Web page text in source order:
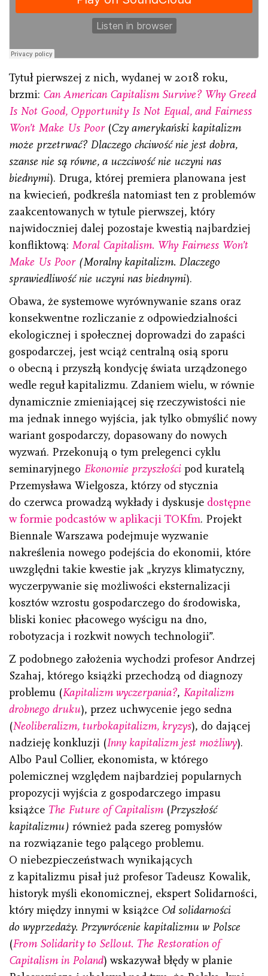
Tytuł pierwszej z nich, wydanej w 2018 roku,
brzmi: Can American Capitalism Survive? Why Greed
Is Not Good, Opportunity Is Not Equal, and Fairness
Won’t Make Us Poor(Czy amerykański kapitalizm
może przetrwać? Dlaczego chciwość nie jest dobra,
szanse nie są równe, a uczciwość nie uczyni nas
biednymi). Druga, której premiera planowana jest
na kwiecień, podkreśla natomiast ten z problemów
zaakcentowanych w tytule pierwszej, który
najwidoczniej dalej pozostaje kwestią najbardziej
konfliktową: Moral Capitalism. Why Fairness Won’t
Make Us Poor(Moralny kapitalizm. Dlaczego
sprawiedliwość nie uczyni nas biednymi).
Obawa, że systemowe wyrównywanie szans oraz
konsekwentne rozliczanie z odpowiedzialności
ekologicznej i społecznej doprowadzi do zapaści
gospodarczej, jest wciąż centralną osią sporu
o obecną i przyszłą kondycję świata urządzonego
wedle reguł kapitalizmu. Zdaniem wielu, w równie
dynamicznie zmieniającej się rzeczywistości nie
ma jednak innego wyjścia, jak tylko obmyślić nowy
wariant gospodarczy, dopasowany do nowych
wyzwań. Przekonują o tym prelegenci cyklu
seminaryjnego Ekonomie przyszłości pod kuratelą
Przemysława Wielgosza, którzy od stycznia
do czerwca prowadzą wykłady i dyskusje dostępne
w formie podcastów w aplikacji TOKfm. Projekt
Biennale Warszawa podejmuje wyzwanie
nakreślenia nowego podejścia do ekonomii, które
uwzględni takie kwestie jak „kryzys klimatyczny,
wyczerpywanie się możliwości eksternalizacji
kosztów wzrostu gospodarczego do środowiska,
bliski koniec płacowego wyścigu na dno,
robotyzacja i rozkwit nowych technologii”.
Z podobnego założenia wychodzi profesor Andrzej
Szahaj, którego książki przechodzą od diagnozy
problemu (Kapitalizm wyczerpania?, Kapitalizm
drobnego druku), przez uchwycenie jego sedna
(Neoliberalizm, turbokapitalizm, kryzys), do dającej
nadzieję konkluzji (Inny kapitalizm jest możliwy).
Albo Paul Collier, ekonomista, w którego
polemicznej względem najbardziej popularnych
propozycji wyjścia z gospodarczego impasu
książce The Future of Capitalism(Przyszłość
kapitalizmu) również pada szereg pomysłów
na rozwiązanie tego palącego problemu.
O niebezpieczeństwach wynikających
z kapitalizmu pisał już profesor Tadeusz Kowalik,
historyk myśli ekonomicznej, ekspert Solidarności,
który między innymi w książce Od solidarności
do wyprzedaży. Przywrócenie kapitalizmu w Polsce
(From Solidarity to Sellout. The Restoration of
Capitalism in Poland) wskazywał błędy w planie